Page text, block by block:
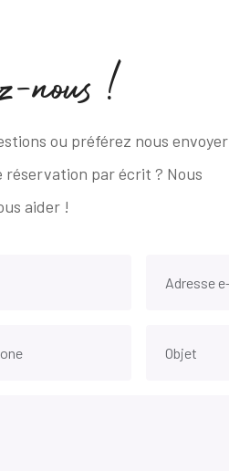
-nous !
ou préférez nous envoyer
réservation par écrit ? Nous
aider !